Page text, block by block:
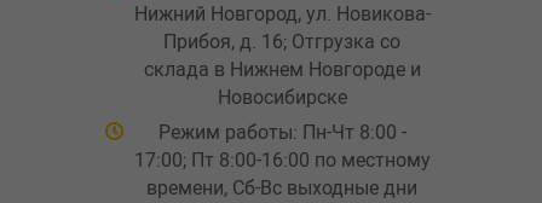
Нижний Новгород, ул. Новикова-
Прибоя, д. 16; Отгрузка со
склада в Нижнем Новгороде и
Новосибирске
Режим работы: Пн-Чт 8:00 -
17:00; Пт 8:00-16:00 по местному
времени, Сб-Вс выходные дни